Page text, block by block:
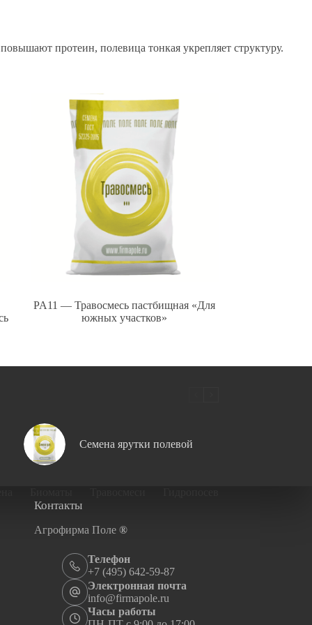
протеин, полевица тонкая укрепляет структуру.
PA11 — Травосмесь пастбищная «Для
южных участков»
Семена ярутки полевой
Контакты
Агрофирма Поле ®
Телефон
+7 (495) 642-59-87
Электронная почта
info@firmapole.ru
Часы работы